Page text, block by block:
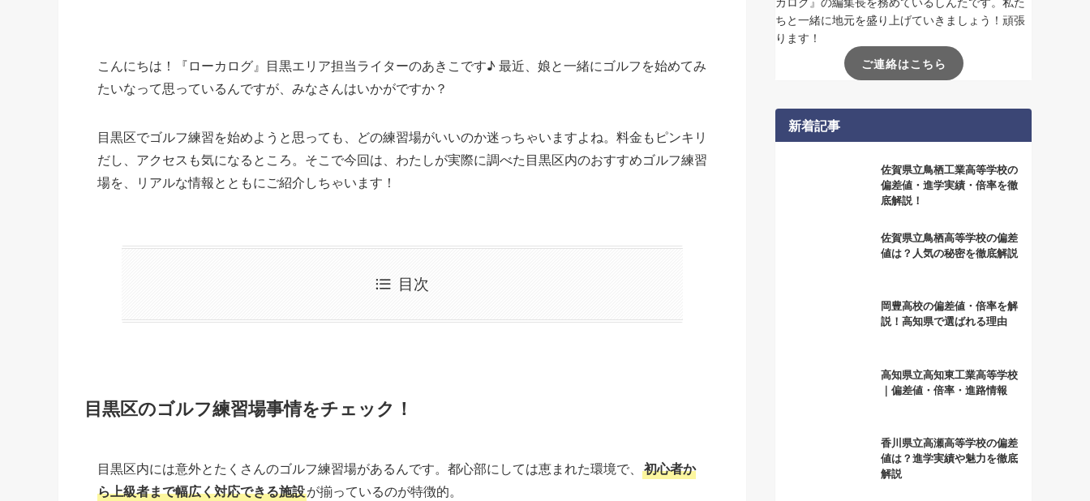
こんにちは！『ローカログ』目黒エリア担当ライターのあきこです♪ 最近、娘と一緒にゴルフを始めてみ
たいなって思っているんですが、みなさんはいかがですか？
目黒区でゴルフ練習を始めようと思っても、どの練習場がいいのか迷っちゃいますよね。料金もピンキリ
だし、アクセスも気になるところ。そこで今回は、わたしが実際に調べた目黒区内のおすすめゴルフ練習
場を、リアルな情報とともにご紹介しちゃいます！
目次
目黒区のゴルフ練習場事情をチェック！
目黒区内には意外とたくさんのゴルフ練習場があるんです。都心部にしては恵まれた環境で、 初心者か
ら上級者まで幅広く対応できる施設が揃っているのが特徴的。
ちと一緒に地元を盛り上げていきましょう！頑張
ります！
ご連絡はこちら
新着記事
佐賀県立鳥栖工業高等学校の
偏差値・進学実績・倍率を徹
底解説！
佐賀県立鳥栖高等学校の偏差
値は？人気の秘密を徹底解説
岡豊高校の偏差値・倍率を解
説！高知県で選ばれる理由
高知県立高知東工業高等学校
｜偏差値・倍率・進路情報
香川県立高瀬高等学校の偏差
値は？進学実績や魅力を徹底
解説